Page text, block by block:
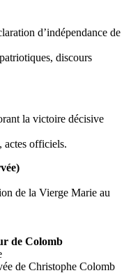
d’indépendance de
discours
la victoire décisive
actes officiels.
de la Vierge Marie au
de Colomb
de Christophe Colomb